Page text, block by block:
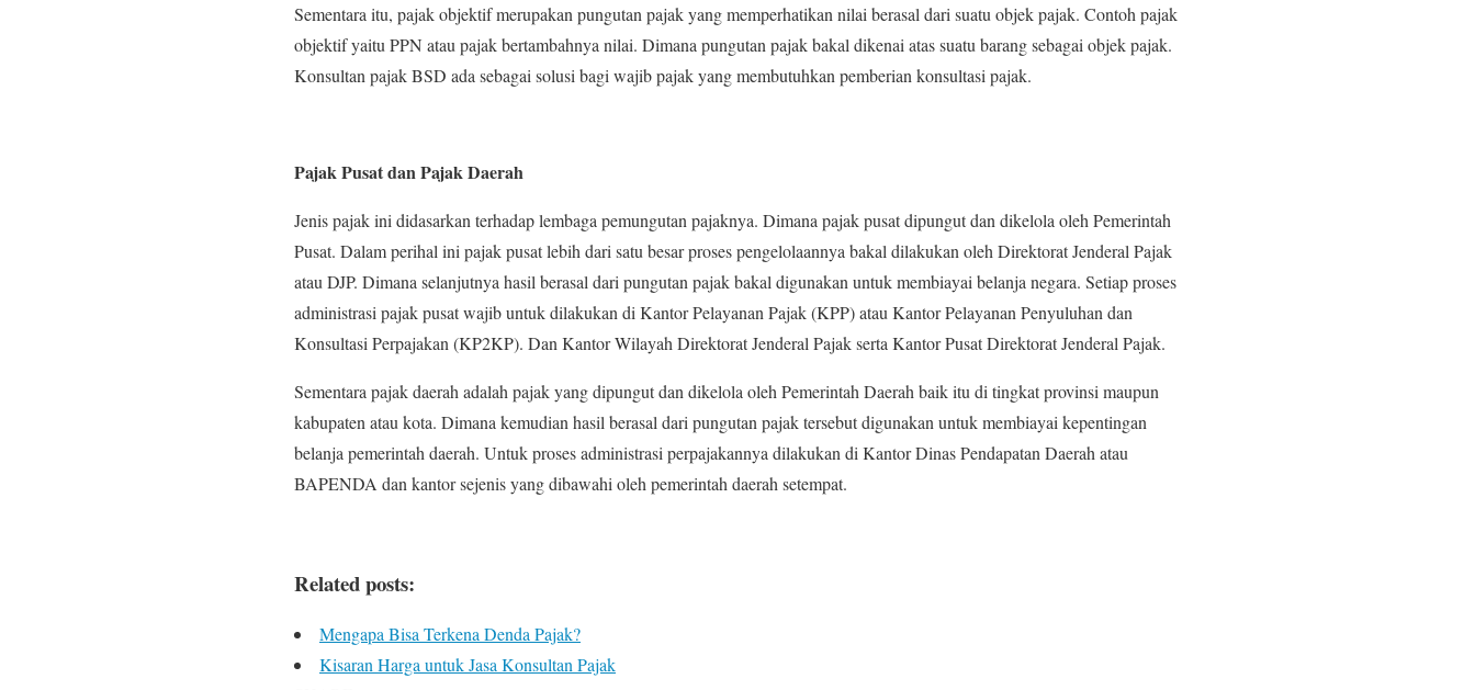
Sementara itu, pajak objektif merupakan pungutan pajak yang memperhatikan nilai berasal dari suatu objek pajak. Contoh pajak
objektif yaitu PPN atau pajak bertambahnya nilai. Dimana pungutan pajak bakal dikenai atas suatu barang sebagai objek pajak.
Konsultan pajak BSD ada sebagai solusi bagi wajib pajak yang membutuhkan pemberian konsultasi pajak.
Pajak Pusat dan Pajak Daerah
Jenis pajak ini didasarkan terhadap lembaga pemungutan pajaknya. Dimana pajak pusat dipungut dan dikelola oleh Pemerintah
Pusat. Dalam perihal ini pajak pusat lebih dari satu besar proses pengelolaannya bakal dilakukan oleh Direktorat Jenderal Pajak
atau DJP. Dimana selanjutnya hasil berasal dari pungutan pajak bakal digunakan untuk membiayai belanja negara. Setiap proses
administrasi pajak pusat wajib untuk dilakukan di Kantor Pelayanan Pajak (KPP) atau Kantor Pelayanan Penyuluhan dan
Konsultasi Perpajakan (KP2KP). Dan Kantor Wilayah Direktorat Jenderal Pajak serta Kantor Pusat Direktorat Jenderal Pajak.
Sementara pajak daerah adalah pajak yang dipungut dan dikelola oleh Pemerintah Daerah baik itu di tingkat provinsi maupun
kabupaten atau kota. Dimana kemudian hasil berasal dari pungutan pajak tersebut digunakan untuk membiayai kepentingan
belanja pemerintah daerah. Untuk proses administrasi perpajakannya dilakukan di Kantor Dinas Pendapatan Daerah atau
BAPENDA dan kantor sejenis yang dibawahi oleh pemerintah daerah setempat.
Related posts:
Mengapa Bisa Terkena Denda Pajak?
Kisaran Harga untuk Jasa Konsultan Pajak